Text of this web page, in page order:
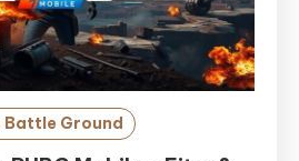
Battle Ground